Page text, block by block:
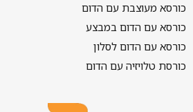
כורסא מעוצבת עם הדום
כורסא עם הדום במבצע
כורסא עם הדום לסלון
כורסת טלויזיה עם הדום